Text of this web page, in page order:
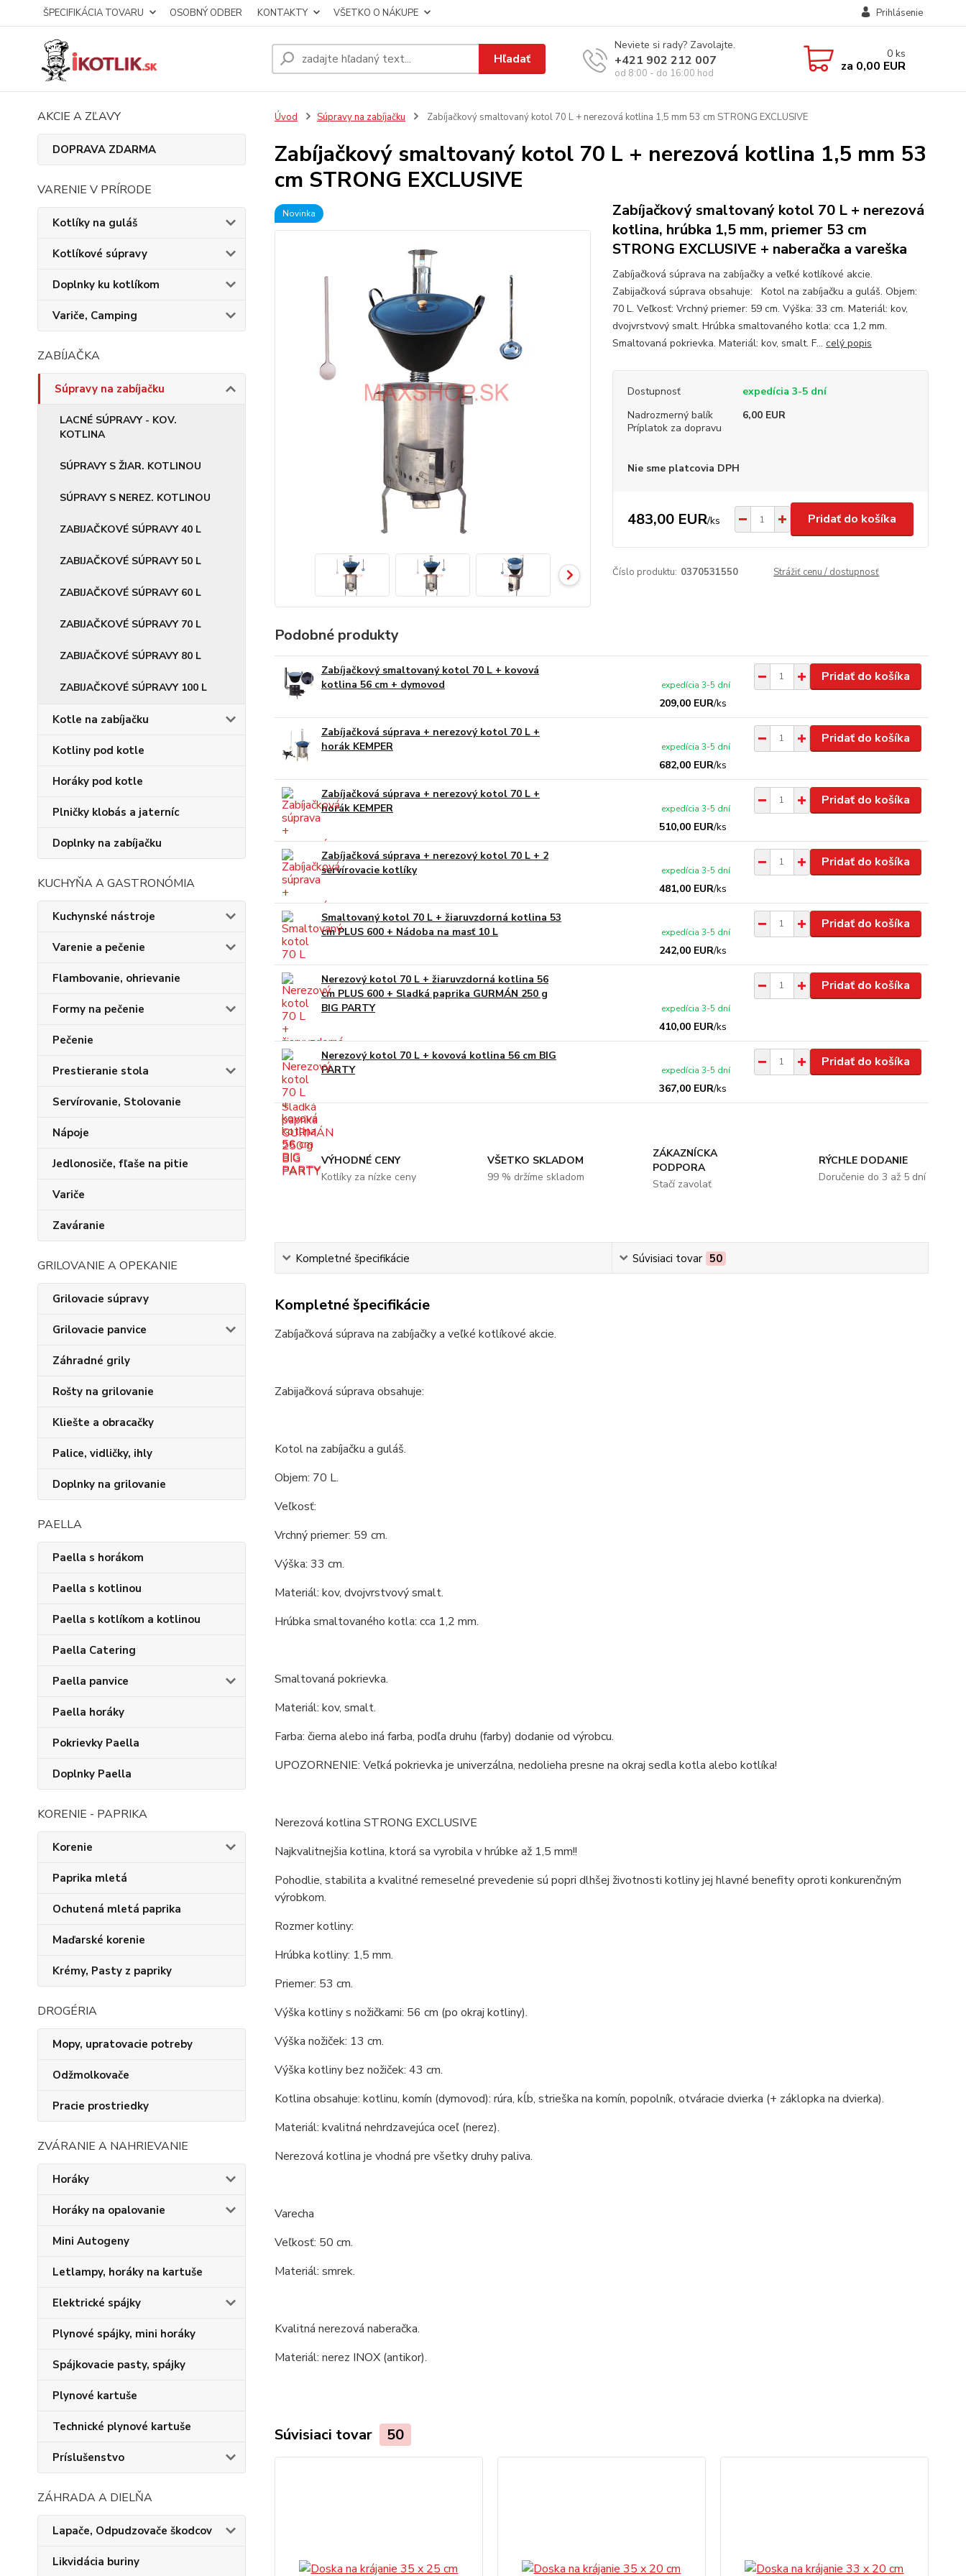
ŠPECIFIKÁCIA TOVARU OSOBNÝ ODBER KONTAKTY VŠETKO O NÁKUPE Prihlásenie
Hľadať
Neviete si rady? Zavolajte.
+421 902 212 007
od 8:00 - do 16:00 hod
0 ks
za 0,00 EUR
AKCIE A ZĽAVY
DOPRAVA ZDARMA
VARENIE V PRÍRODE
Kotlíky na guláš
Kotlíkové súpravy
Doplnky ku kotlíkom
Variče, Camping
ZABÍJAČKA
Súpravy na zabíjačku
LACNÉ SÚPRAVY - KOV.
KOTLINA
SÚPRAVY S ŽIAR. KOTLINOU
SÚPRAVY S NEREZ. KOTLINOU
ZABIJAČKOVÉ SÚPRAVY 40 L
ZABIJAČKOVÉ SÚPRAVY 50 L
ZABIJAČKOVÉ SÚPRAVY 60 L
ZABIJAČKOVÉ SÚPRAVY 70 L
ZABIJAČKOVÉ SÚPRAVY 80 L
ZABIJAČKOVÉ SÚPRAVY 100 L
Kotle na zabíjačku
Kotliny pod kotle
Horáky pod kotle
Plničky klobás a jaterníc
Doplnky na zabíjačku
KUCHYŇA A GASTRONÓMIA
Kuchynské nástroje
Varenie a pečenie
Flambovanie, ohrievanie
Formy na pečenie
Pečenie
Prestieranie stola
Servírovanie, Stolovanie
Nápoje
Jedlonosiče, fľaše na pitie
Variče
Zaváranie
GRILOVANIE A OPEKANIE
Grilovacie súpravy
Grilovacie panvice
Záhradné grily
Rošty na grilovanie
Kliešte a obracačky
Palice, vidličky, ihly
Doplnky na grilovanie
PAELLA
Paella s horákom
Paella s kotlinou
Paella s kotlíkom a kotlinou
Paella Catering
Paella panvice
Paella horáky
Pokrievky Paella
Doplnky Paella
KORENIE - PAPRIKA
Korenie
Paprika mletá
Ochutená mletá paprika
Maďarské korenie
Krémy, Pasty z papriky
DROGÉRIA
Mopy, upratovacie potreby
Odžmolkovače
Pracie prostriedky
ZVÁRANIE A NAHRIEVANIE
Horáky
Horáky na opalovanie
Mini Autogeny
Letlampy, horáky na kartuše
Elektrické spájky
Plynové spájky, mini horáky
Spájkovacie pasty, spájky
Plynové kartuše
Technické plynové kartuše
Príslušenstvo
ZÁHRADA A DIELŇA
Lapače, Odpudzovače škodcov
Likvidácia buriny
Úvod Súpravy na zabíjačku Zabíjačkový smaltovaný kotol 70 L + nerezová kotlina 1,5 mm 53 cm STRONG EXCLUSIVE
Zabíjačkový smaltovaný kotol 70 L + nerezová kotlina 1,5 mm 53
cm STRONG EXCLUSIVE
Novinka
Zabíjačkový smaltovaný kotol 70 L + nerezová
kotlina, hrúbka 1,5 mm, priemer 53 cm
STRONG EXCLUSIVE + naberačka a vareška
Zabíjačková súprava na zabíjačky a veľké kotlíkové akcie.
Zabijačková súprava obsahuje: Kotol na zabíjačku a guláš. Objem:
70 L. Veľkosť: Vrchný priemer: 59 cm. Výška: 33 cm. Materiál: kov,
dvojvrstvový smalt. Hrúbka smaltovaného kotla: cca 1,2 mm.
Smaltovaná pokrievka. Materiál: kov, smalt. F... celý popis
Dostupnosť
expedícia 3-5 dní
Nadrozmerný balík
Príplatok za dopravu
6,00 EUR
Nie sme platcovia DPH
483,00 EUR/ks Pridať do košíka
Číslo produktu: 0370531550 Strážiť cenu / dostupnosť
Podobné produkty
Zabíjačkový smaltovaný kotol 70 L + kovová
kotlina 56 cm + dymovod
209,00 EUR/ks
expedícia 3-5 dní
Pridať do košíka
Zabíjačková súprava + nerezový kotol 70 L +
horák KEMPER
682,00 EUR/ks
expedícia 3-5 dní
Pridať do košíka
Zabíjačková súprava + nerezový kotol 70 L +
horák KEMPER
510,00 EUR/ks
expedícia 3-5 dní
Pridať do košíka
Zabíjačková súprava + nerezový kotol 70 L + 2
servírovacie kotlíky
481,00 EUR/ks
expedícia 3-5 dní
Pridať do košíka
Smaltovaný kotol 70 L + žiaruvzdorná kotlina 53
cm PLUS 600 + Nádoba na masť 10 L
242,00 EUR/ks
expedícia 3-5 dní
Pridať do košíka
Nerezový kotol 70 L + žiaruvzdorná kotlina 56
cm PLUS 600 + Sladká paprika GURMÁN 250 g
BIG PARTY
410,00 EUR/ks
expedícia 3-5 dní
Pridať do košíka
Nerezový kotol 70 L + kovová kotlina 56 cm BIG
PARTY
367,00 EUR/ks
expedícia 3-5 dní
Pridať do košíka
VÝHODNÉ CENY
Kotlíky za nízke ceny
VŠETKO SKLADOM
99 % držíme skladom
ZÁKAZNÍCKA
PODPORA
Stačí zavolať
RÝCHLE DODANIE
Doručenie do 3 až 5 dní
Kompletné špecifikácie Súvisiaci tovar 50
Kompletné špecifikácie
Zabíjačková súprava na zabíjačky a veľké kotlíkové akcie.
Zabijačková súprava obsahuje:
Kotol na zabíjačku a guláš.
Objem: 70 L.
Veľkosť:
Vrchný priemer: 59 cm.
Výška: 33 cm.
Materiál: kov, dvojvrstvový smalt.
Hrúbka smaltovaného kotla: cca 1,2 mm.
Smaltovaná pokrievka.
Materiál: kov, smalt.
Farba: čierna alebo iná farba, podľa druhu (farby) dodanie od výrobcu.
UPOZORNENIE: Veľká pokrievka je univerzálna, nedolieha presne na okraj sedla kotla alebo kotlíka!
Nerezová kotlina STRONG EXCLUSIVE
Najkvalitnejšia kotlina, ktorá sa vyrobila v hrúbke až 1,5 mm!!
Pohodlie, stabilita a kvalitné remeselné prevedenie sú popri dlhšej životnosti kotliny jej hlavné benefity oproti konkurenčným
výrobkom.
Rozmer kotliny:
Hrúbka kotliny: 1,5 mm.
Priemer: 53 cm.
Výška kotliny s nožičkami: 56 cm (po okraj kotliny).
Výška nožiček: 13 cm.
Výška kotliny bez nožiček: 43 cm.
Kotlina obsahuje: kotlinu, komín (dymovod): rúra, kĺb, strieška na komín, popolník, otváracie dvierka (+ záklopka na dvierka).
Materiál: kvalitná nehrdzavejúca oceľ (nerez).
Nerezová kotlina je vhodná pre všetky druhy paliva.
Varecha
Veľkosť: 50 cm.
Materiál: smrek.
Kvalitná nerezová naberačka.
Materiál: nerez INOX (antikor).
Súvisiaci tovar 50